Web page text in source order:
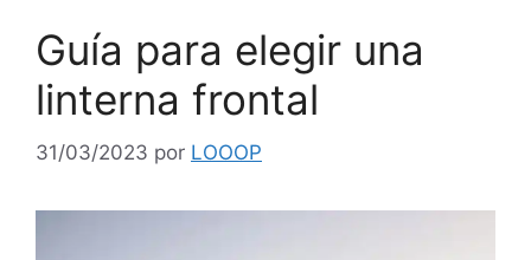
Guía para elegir una
linterna frontal
31/03/2023 por LOOOP